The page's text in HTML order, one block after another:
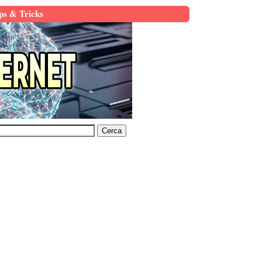
& Tricks